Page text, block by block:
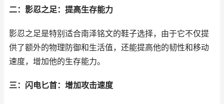
二：影忍之足：提高生存能力
影忍之足是特别适合南泽铭文的鞋子选择，由于它不仅提
供了额外的物理防御和生活值，还能提高他的韧性和移动
速度，增加他的生存能力。
三：闪电匕首：增加攻击速度